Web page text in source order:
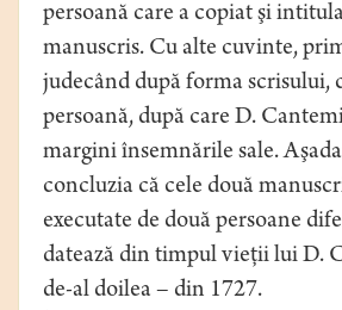
persoană care a copiat şi
manuscris. Cu alte cuvinte,
judecând după forma scrisului,
persoană, după care D.
margini însemnările sale.
concluzia că cele două
executate de două persoane
datează din timpul vieţii lui D.
de-al doilea – din 1727.